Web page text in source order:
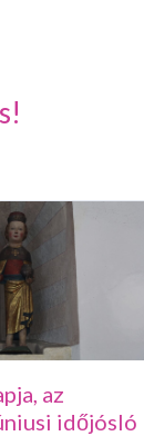
az
időjósló